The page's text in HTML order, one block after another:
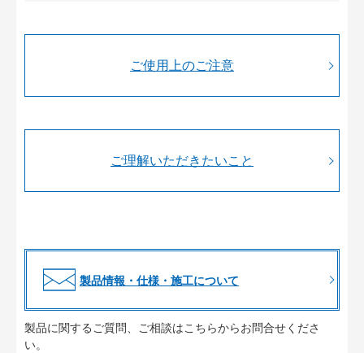
ご使用上のご注意
ご理解いただきたいこと
製品情報・仕様・施工について
製品に関するご質問、ご相談はこちらからお問合せくださ
い。